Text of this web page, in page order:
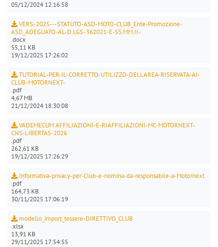
05/12/2024 12:16:58
VERS.-2025---STATUTO-ASD-MOTO-CLUB_Ente-Promozione-
ASD_ADEGUATO-AL-D.LGS.-362021-E-SS.MM.II.-
.docx
55,11 KB
19/12/2025 17:26:02
TUTORIAL-PER-IL-CORRETTO-UTILIZZO-DELLAREA-RISERVATA-AI-
CLUB-MOTORNEXT-
.pdf
4,67 MB
21/12/2024 18:30:08
VADEMECUM AFFILIAZIONI-E-RIAFFILIAZIONI-MC-MOTORNEXT-
CNS-LIBERTAS-2026
.pdf
262,61 KB
19/12/2025 17:26:29
Informativa-privacy-per-Club-e-nomina-da-responsabile-a-Motornext
.pdf
164,73 KB
30/11/2025 17:06:19
modello_import_tessere-DIRETTIVO_CLUB
.xlsx
13,91 KB
29/11/2025 17:54:55